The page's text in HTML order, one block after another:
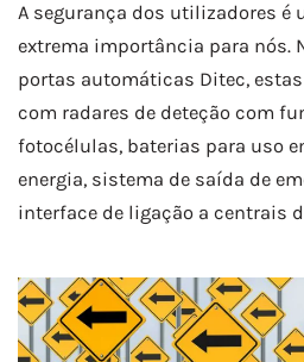
A segurança dos utilizadores é
extrema importância para nós.
portas automáticas Ditec,
com radares de deteção com
fotocélulas, baterias para uso
energia, sistema de saída de
interface de ligação a centrais